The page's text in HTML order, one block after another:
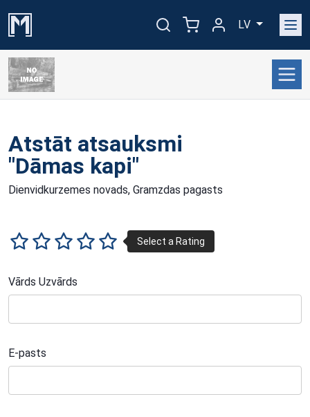
LV
Atstāt atsauksmi
"Dāmas kapi"
Dienvidkurzemes novads, Gramzdas pagasts
Vārds Uzvārds
E-pasts